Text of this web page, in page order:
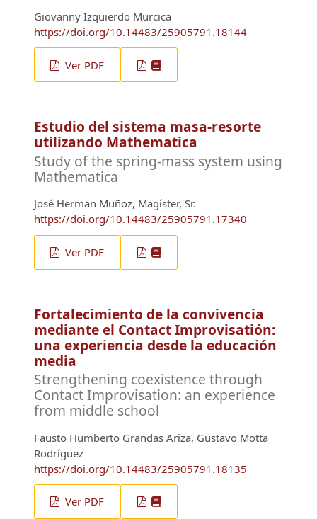
Giovanny Izquierdo Murcica
https://doi.org/10.14483/25905791.18144
Ver PDF
Estudio del sistema masa-resorte
utilizando Mathematica
Study of the spring-mass system using
Mathematica
José Herman Muñoz, Magíster, Sr.
https://doi.org/10.14483/25905791.17340
Ver PDF
Fortalecimiento de la convivencia
mediante el Contact Improvisatión:
una experiencia desde la educación
media
Strengthening coexistence through
Contact Improvisation: an experience
from middle school
Fausto Humberto Grandas Ariza, Gustavo Motta
Rodríguez
https://doi.org/10.14483/25905791.18135
Ver PDF